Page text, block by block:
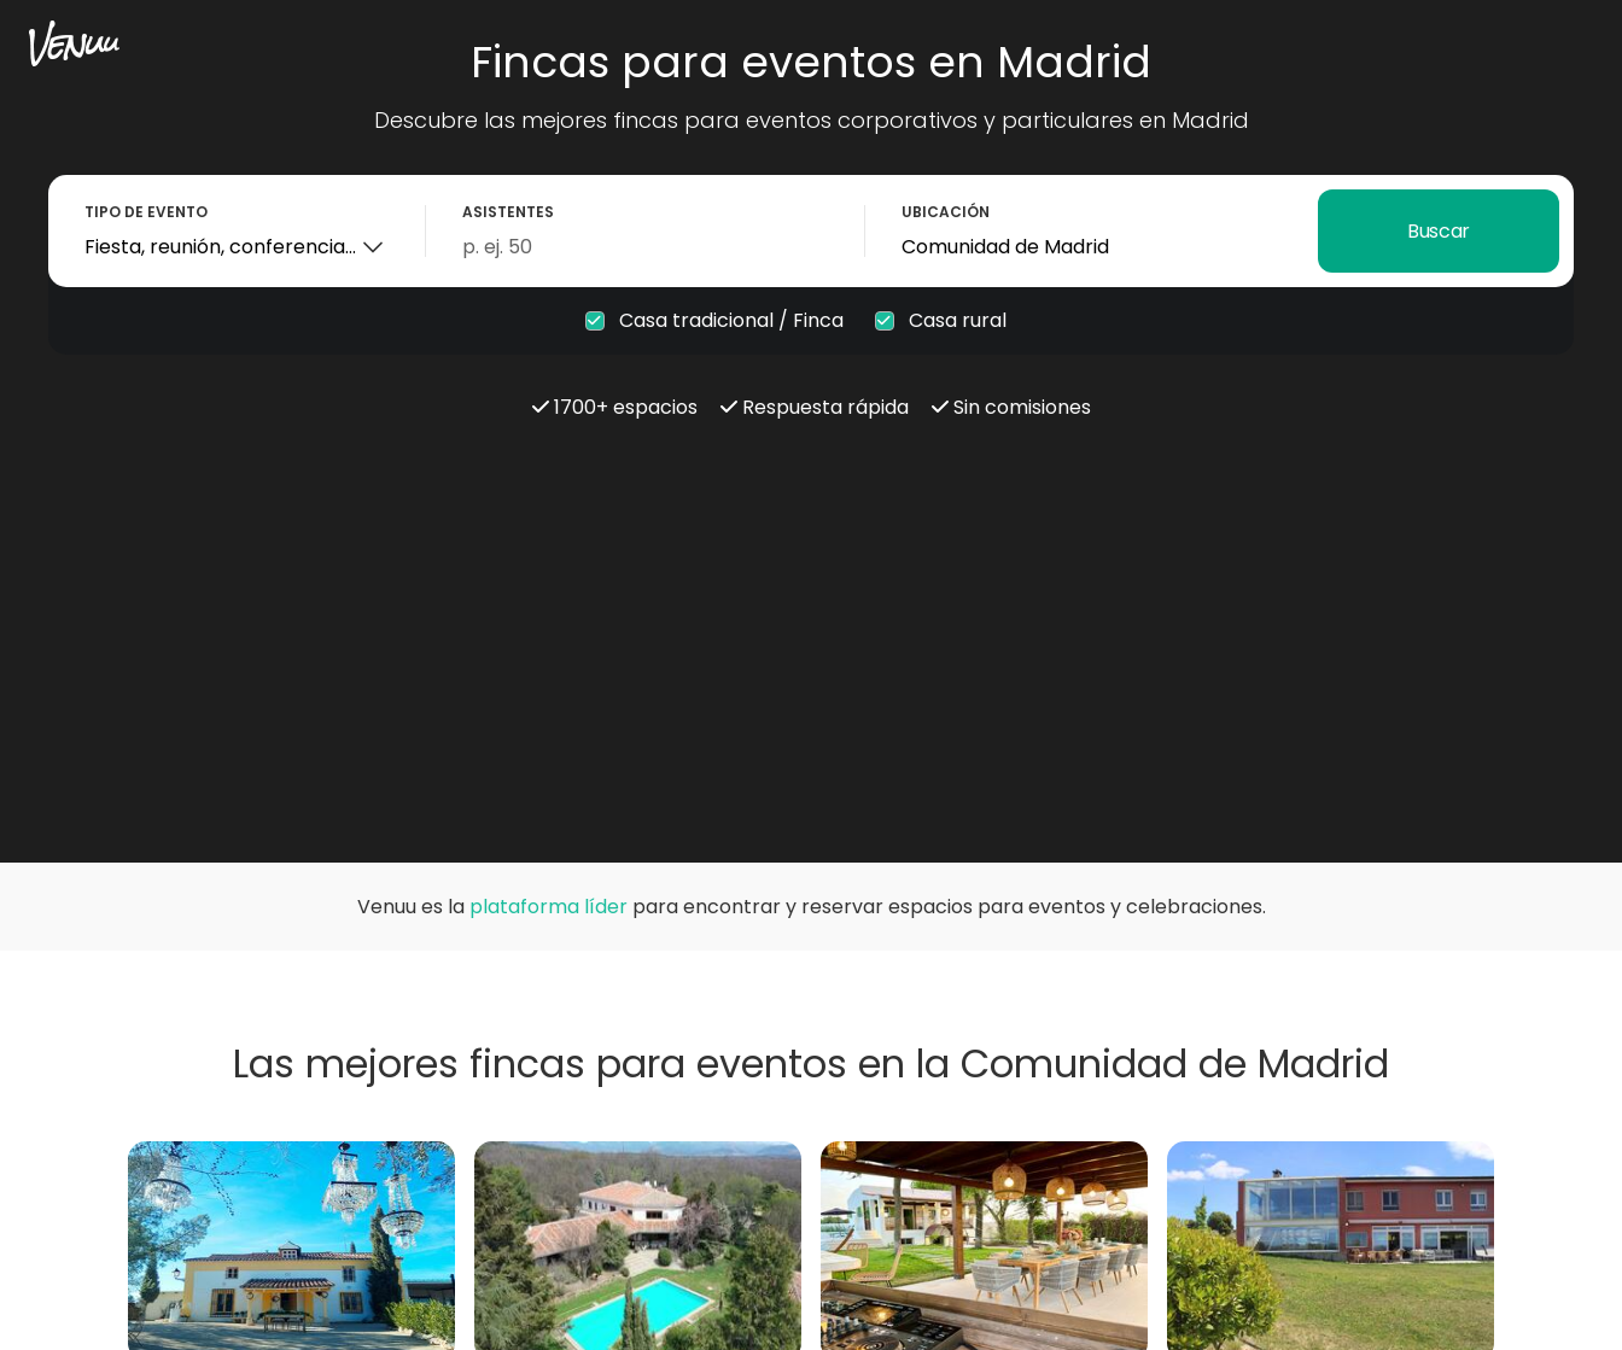
Fincas para eventos en Madrid
Descubre las mejores fincas para eventos corporativos y particulares en Madrid
TIPO DE EVENTO ASISTENTES UBICACIÓN
Casa tradicional / Finca Casa rural
Buscar
1700+ espacios Respuesta rápida Sin comisiones
Venuu es la plataforma líderpara encontrar y reservar espacios para eventos y celebraciones.
Las mejores fincas para eventos en la Comunidad de Madrid